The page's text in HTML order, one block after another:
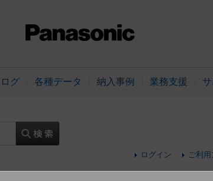
グ 各種データ 納入事例 業務支援
ログイン ご利